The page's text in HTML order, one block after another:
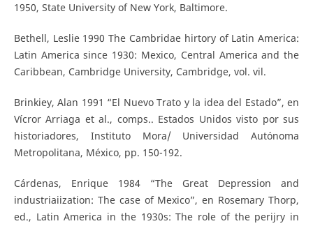
1950, State University of New York, Baltimore.
Bethell, Leslie 1990 The Cambridae hirtory of Latin America:
Latin America since 1930: Mexico, Central America and the
Caribbean, Cambridge University, Cambridge, vol. vil.
Brinkiey, Alan 1991 “El Nuevo Trato y la idea del Estado”, en
Vícror Arriaga et al., comps.. Estados Unidos visto por sus
historiadores, Instituto Mora/ Universidad Autónoma
Metropolitana, México, pp. 150-192.
Cárdenas, Enrique 1984 “The Great Depression and
industriaiization: The case of Mexico”, en Rosemary Thorp,
ed., Latin America in the 1930s: The role of the perijry in